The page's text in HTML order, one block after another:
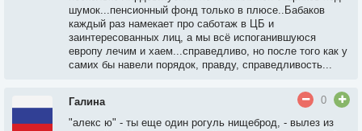
шумок...пенсионный фонд только в плюсе..Бабаков
каждый раз намекает про саботаж в ЦБ и
заинтересованных лиц, а мы всё испоганившуюся
европу лечим и хаем...справедливо, но после того как у
самих бы навели порядок, правду, справедливость...
Галина
0
"алекс ю" - ты еще один рогуль нищеброд, - вылез из